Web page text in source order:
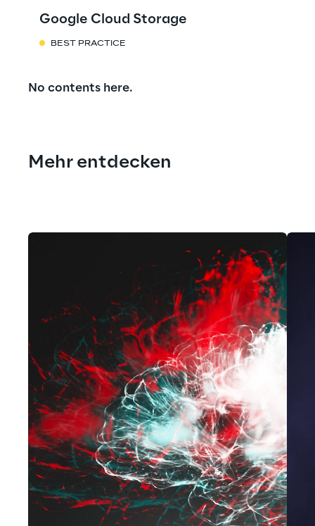
Google Cloud Storage
BEST PRACTICE
No contents here.
Mehr entdecken